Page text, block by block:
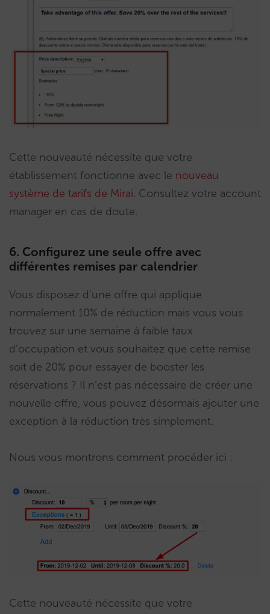
Cette nouveauté nécessite que votre
établissement fonctionne avec le nouveau
système de tarifs de Mirai. Consultez votre account
manager en cas de doute.
6. Configurez une seule offre avec
différentes remises par calendrier
Vous disposez d’une offre qui applique
normalement 10% de réduction mais vous vous
trouvez sur une semaine à faible taux
d’occupation et vous souhaitez que cette remise
soit de 20% pour essayer de booster les
réservations ? Il n’est pas nécessaire de créer une
nouvelle offre, vous pouvez désormais ajouter une
exception à la réduction très simplement.
Nous vous montrons comment procéder ici :
Cette nouveauté nécessite que votre